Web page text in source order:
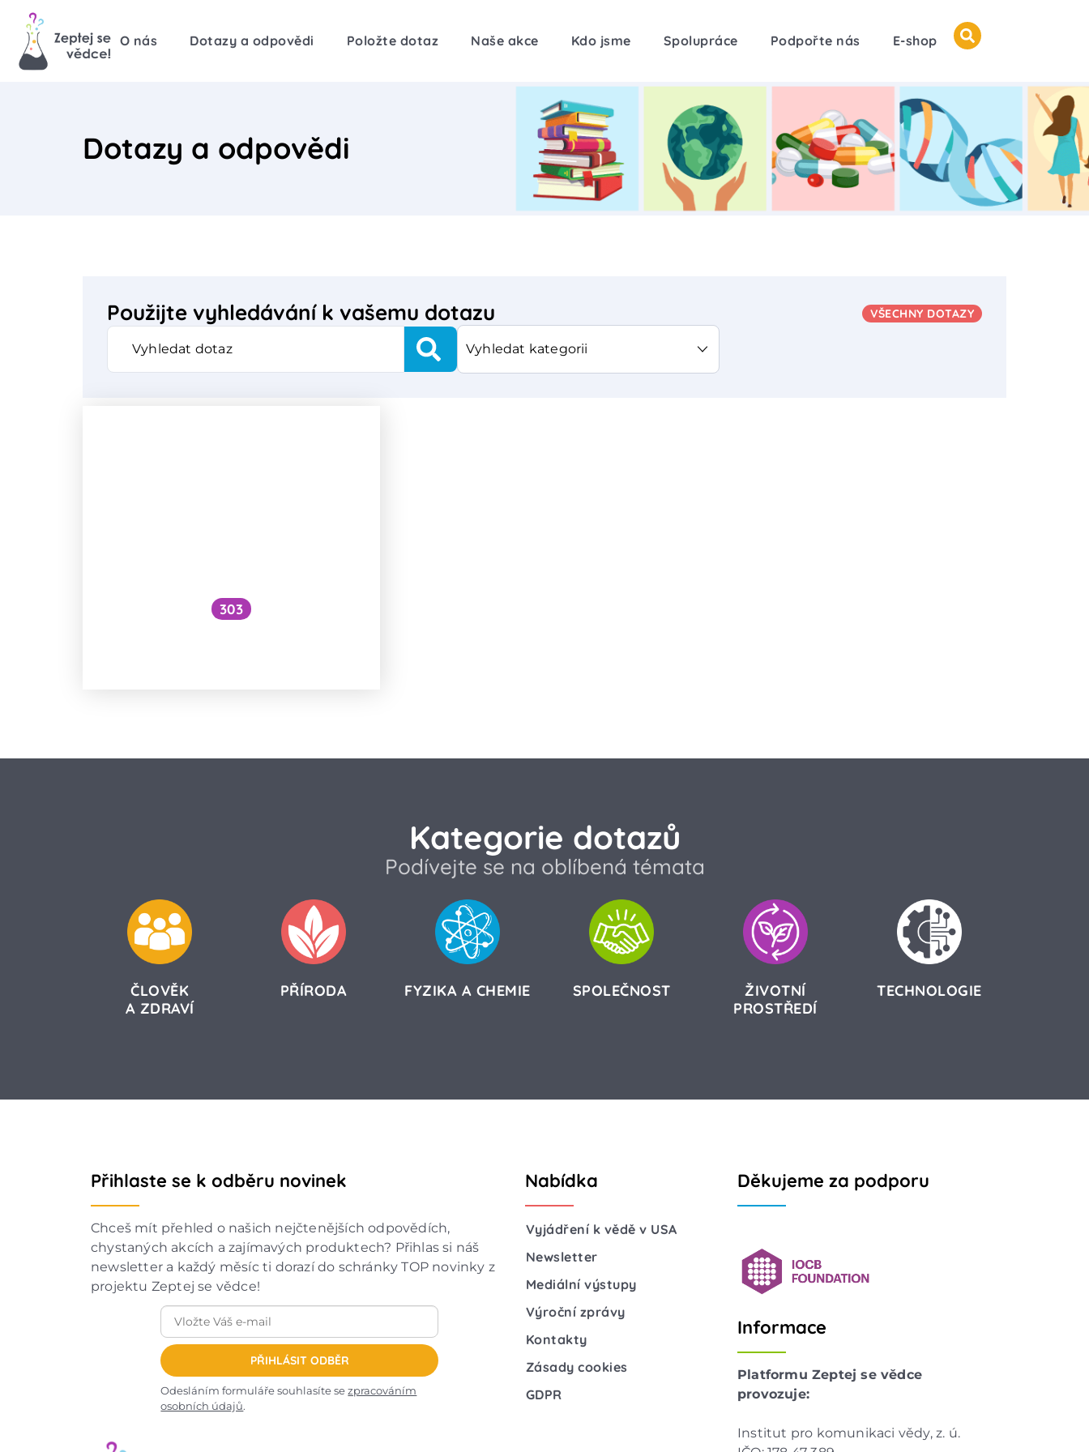
O nás Dotazy a odpovědi Položte dotaz Naše akce Kdo jsme Spolupráce Podpořte nás E-shop
Dotazy a odpovědi
Použijte vyhledávání k vašemu dotazu VŠECHNY DOTAZY
303
Kategorie dotazů
Podívejte se na oblíbená témata
ČLOVĚK
A ZDRAVÍ
PŘÍRODA FYZIKA A CHEMIE SPOLEČNOST
ŽIVOTNÍ
PROSTŘEDÍ
TECHNOLOGIE
Přihlaste se k odběru novinek
Chceš mít přehled o našich nejčtenějších odpovědích,
chystaných akcích a zajímavých produktech? Přihlas si náš
newsletter a každý měsíc ti dorazí do schránky TOP novinky z
projektu Zeptej se vědce!
PŘIHLÁSIT ODBĚR
Odesláním formuláře souhlasíte sezpracováním
osobních údajů.
Nabídka
Vyjádření k vědě v USA
Newsletter
Mediální výstupy
Výroční zprávy
Kontakty
Zásady cookies
GDPR
Děkujeme za podporu
Informace
Platformu Zeptej se vědce
provozuje:
Institut pro komunikaci vědy, z. ú.